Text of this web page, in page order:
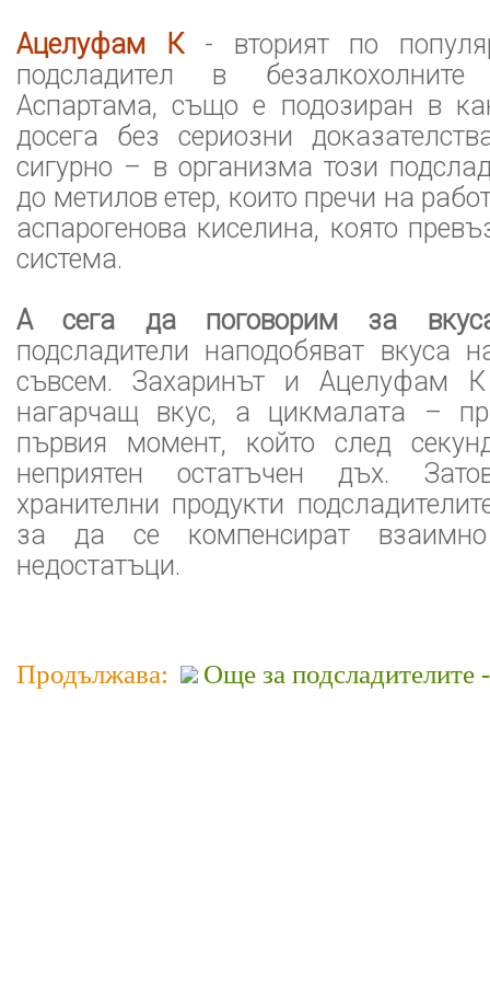
Ацелуфам К- вторият по
подсладител в
Аспартама, също е подозиран в
досега без сериозни
сигурно – в организма този
до метилов етер, които пречи на
аспарогенова киселина, която
система.
А сега да поговорим за
подсладители наподобяват вкуса
съвсем. Захаринът и Ацелуфам
нагарчащ вкус, а цикмалата –
първия момент, който след
неприятен остатъчен дъх.
хранителни продукти
за да се компенсират
недостатъци.
Продължава: Още за подсладителите